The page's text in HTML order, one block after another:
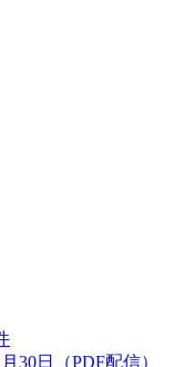
30日（PDF配信）